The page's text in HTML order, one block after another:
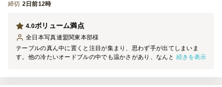
締切 2日前12時
ボリューム満点
4.0
全日本写真連盟関東本部様
テーブルの真ん中に置くと注目が集まり、思わず手が出てしまいま
す。他の冷たいオードブルの中でも温かさがあり、なんと言ってもピ
うにしたいです。
続きを表示